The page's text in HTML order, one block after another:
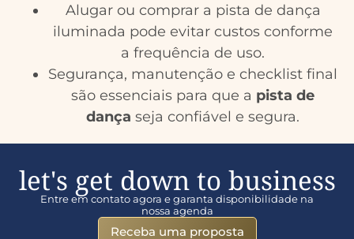
Alugar ou comprar a pista de dança
iluminada pode evitar custos conforme
a frequência de uso.
Segurança, manutenção e checklist final
são essenciais para que a pista de
dança seja confiável e segura.
let's get down to business
Entre em contato agora e garanta disponibilidade na
nossa agenda
Receba uma proposta